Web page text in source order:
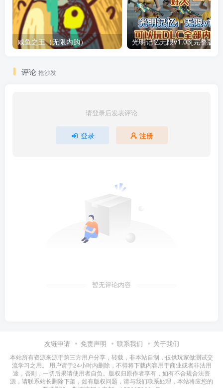
咸鱼之王（无限内购）
评论 抢沙发
请登录后发表评论
登录 注册
暂无评论内容
友链申请 免责声明 联系我们 关于我们
本站所有资源来源于第三方用户分享，转载，非本站自制，仅供玩家做测试交
流学习之用。 用户请于24小时内删除，不得将下载内容用于商业或者非法用
途，否则，一切后果请使用者自负。版权归原作者享有，如有不合规合法资
源，请联系站长删除下架，如有版权问题，请与我们联系处理，本站将应您的